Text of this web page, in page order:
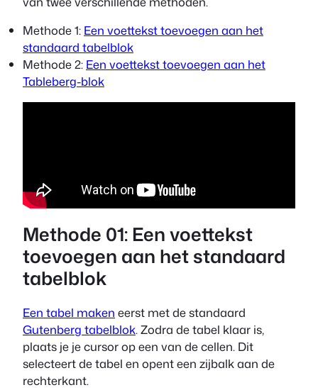
Methode 1: Een voettekst toevoegen aan het
standaard tabelblok
Methode 2: Een voettekst toevoegen aan het
Tableberg-blok
Methode 01: Een voettekst
toevoegen aan het standaard
tabelblok
Een tabel maken eerst met de standaard
Gutenberg tabelblok. Zodra de tabel klaar is,
plaats je je cursor op een van de cellen. Dit
selecteert de tabel en opent een zijbalk aan de
rechterkant.